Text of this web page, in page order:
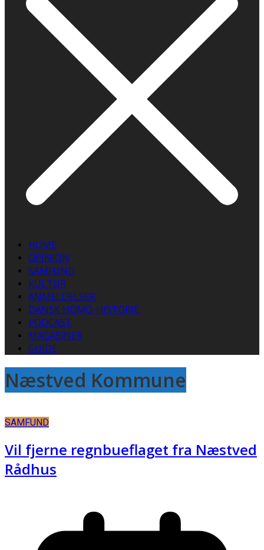
HOME
OPINION
SAMFUND
KULTUR
ANMELDELSER
DANSK HOMO-HISTORIE
PODCAST
MAGASINER
GUIDE
Næstved Kommune
SAMFUND
Vil fjerne regnbueflaget fra Næstved
Rådhus